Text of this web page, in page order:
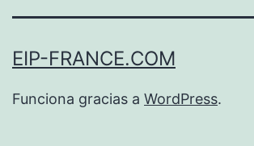
EIP-FRANCE.COM
Funciona gracias a WordPress.